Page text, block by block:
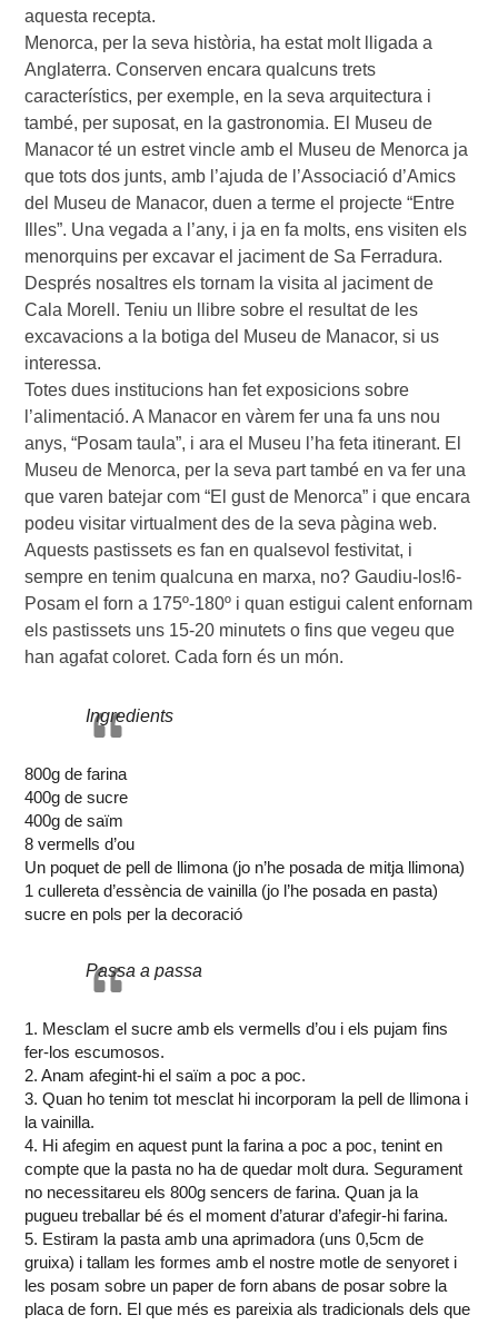
aquesta recepta.
Menorca, per la seva història, ha estat molt lligada a
Anglaterra. Conserven encara qualcuns trets
característics, per exemple, en la seva arquitectura i
també, per suposat, en la gastronomia. El Museu de
Manacor té un estret vincle amb el Museu de Menorca ja
que tots dos junts, amb l’ajuda de l’Associació d’Amics
del Museu de Manacor, duen a terme el projecte “Entre
Illes”. Una vegada a l’any, i ja en fa molts, ens visiten els
menorquins per excavar el jaciment de Sa Ferradura.
Després nosaltres els tornam la visita al jaciment de
Cala Morell. Teniu un llibre sobre el resultat de les
excavacions a la botiga del Museu de Manacor, si us
interessa.
Totes dues institucions han fet exposicions sobre
l’alimentació. A Manacor en vàrem fer una fa uns nou
anys, “Posam taula”, i ara el Museu l’ha feta itinerant. El
Museu de Menorca, per la seva part també en va fer una
que varen batejar com “El gust de Menorca” i que encara
podeu visitar virtualment des de la seva pàgina web.
Aquests pastissets es fan en qualsevol festivitat, i
sempre en tenim qualcuna en marxa, no? Gaudiu-los!6-
Posam el forn a 175º-180º i quan estigui calent enfornam
els pastissets uns 15-20 minutets o fins que vegeu que
han agafat coloret. Cada forn és un món.
Ingredients
800g de farina
400g de sucre
400g de saïm
8 vermells d’ou
Un poquet de pell de llimona (jo n’he posada de mitja llimona)
1 cullereta d’essència de vainilla (jo l’he posada en pasta)
sucre en pols per la decoració
Passa a passa
1. Mesclam el sucre amb els vermells d’ou i els pujam fins
fer-los escumosos.
2. Anam afegint-hi el saïm a poc a poc.
3. Quan ho tenim tot mesclat hi incorporam la pell de llimona i
la vainilla.
4. Hi afegim en aquest punt la farina a poc a poc, tenint en
compte que la pasta no ha de quedar molt dura. Segurament
no necessitareu els 800g sencers de farina. Quan ja la
pugueu treballar bé és el moment d’aturar d’afegir-hi farina.
5. Estiram la pasta amb una aprimadora (uns 0,5cm de
gruixa) i tallam les formes amb el nostre motle de senyoret i
les posam sobre un paper de forn abans de posar sobre la
placa de forn. El que més es pareixia als tradicionals dels que